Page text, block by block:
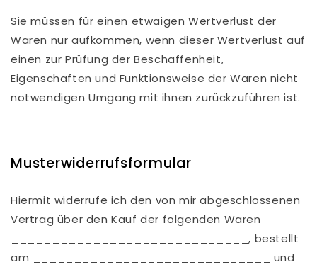
Sie müssen für einen etwaigen Wertverlust der
Waren nur aufkommen, wenn dieser Wertverlust auf
einen zur Prüfung der Beschaffenheit,
Eigenschaften und Funktionsweise der Waren nicht
notwendigen Umgang mit ihnen zurückzuführen ist.
Musterwiderrufsformular
Hiermit widerrufe ich den von mir abgeschlossenen
Vertrag über den Kauf der folgenden Waren
_____________________________, bestellt
am _____________________________ und